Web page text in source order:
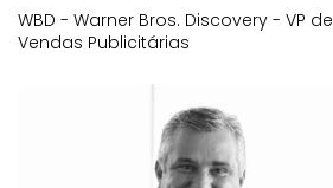
WBD - Warner Bros. Discovery - VP de
Vendas Publicitárias